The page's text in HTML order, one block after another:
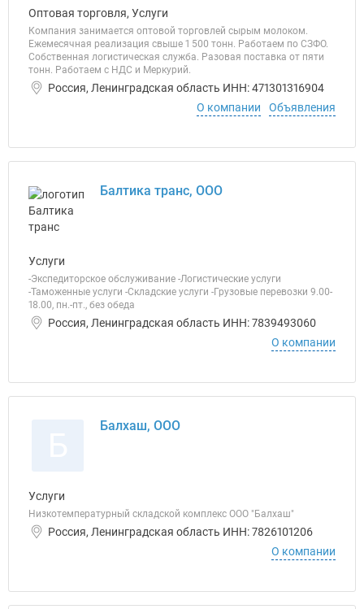
Оптовая торговля, Услуги
Компания занимается оптовой торговлей сырым молоком.
Ежемесячная реализация свыше 1 500 тонн. Работаем по СЗФО.
Собственная логистическая служба. Разовая поставка от пяти
тонн. Работаем с НДС и Меркурий.
Россия, Ленинградская область ИНН: 471301316904
О компании
Объявления
Балтика транс, ООО
Услуги
-Экспедиторское обслуживание -Логистические услуги
-Таможенные услуги -Складские услуги -Грузовые перевозки 9.00-
18.00, пн.-пт., без обеда
Россия, Ленинградская область ИНН: 7839493060
О компании
Балхаш, ООО
Услуги
Низкотемпературный складской комплекс ООО "Балхаш"
Россия, Ленинградская область ИНН: 7826101206
О компании